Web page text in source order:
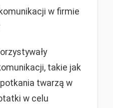
w firmie
takie jak
twarzą w
w celu